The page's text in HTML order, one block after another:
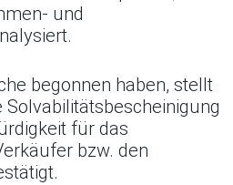
und
begonnen haben, stellt
Solvabilitätsbescheinigung
für das
bzw. den